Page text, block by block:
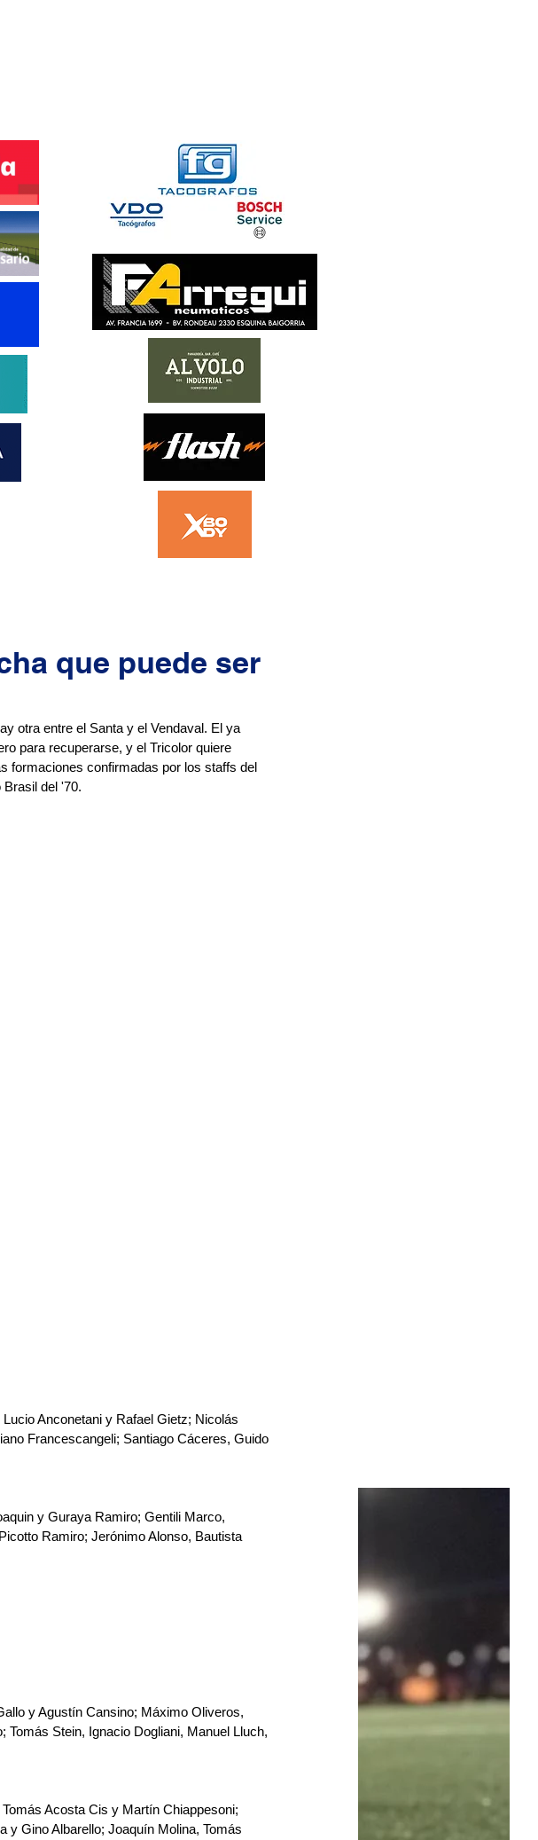
que puede ser
otra entre el Santa y el Vendaval. El ya
para recuperarse, y el Tricolor quiere
formaciones confirmadas por los staffs del
del '70.
Anconetani y Rafael Gietz; Nicolás
Francescangeli; Santiago Cáceres, Guido
y Guraya Ramiro; Gentili Marco,
Ramiro; Jerónimo Alonso, Bautista
y Agustín Cansino; Máximo Oliveros,
Stein, Ignacio Dogliani, Manuel Lluch,
Acosta Cis y Martín Chiappesoni;
y Gino Albarello; Joaquín Molina, Tomás